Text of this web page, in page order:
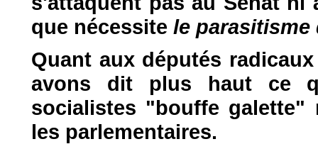
que nécessite le
Quant aux députés
avons dit plus haut ce
socialistes "bouffe
les parlementaires.